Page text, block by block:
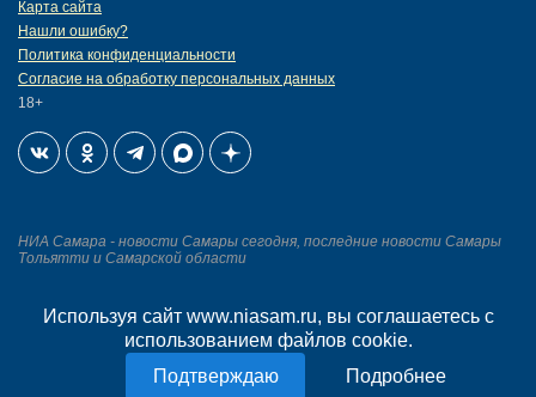
Используя сайт www.niasam.ru, вы соглашаетесь с
использованием файлов cookie.
Подробнее
Карта сайта
Нашли ошибку?
Политика конфиденциальности
Согласие на обработку персональных данных
18+
НИА Самара - новости Самары сегодня, последние новости Самары
Тольятти и Самарской области
Создание сайта —
mediaidea